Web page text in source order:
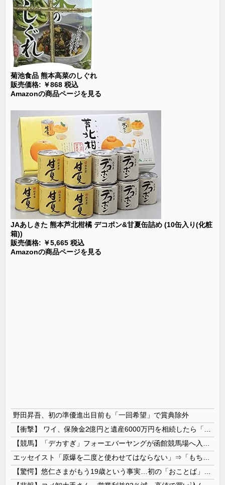
菊池食品 熊本高菜のしぐれ
販売価格: ￥868 税込
Amazonの商品ページを見る
JAあしきた 熊本芦北柑橘 デコポン&甘夏缶詰め (10缶入り(化粧
箱))
販売価格: ￥5,665 税込
Amazonの商品ページを見る
野田昇吾、初の準優進出目前も「一回希望」で賞典除外